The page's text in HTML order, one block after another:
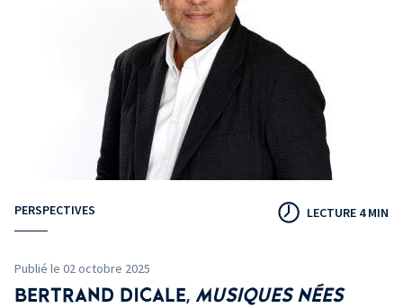
PERSPECTIVES LECTURE 4 MIN
Publié le 02 octobre 2025
BERTRAND DICALE, MUSIQUES NÉES